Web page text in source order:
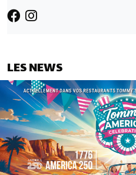
LES NEWS